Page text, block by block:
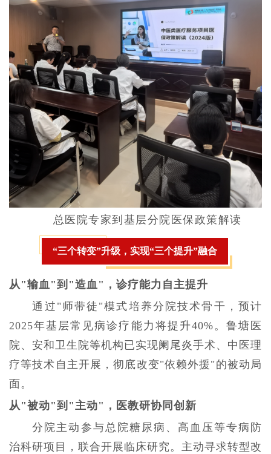
总医院专家到基层分院 医保政策解读
“三个转变”升级，实现“三个提升”融合
从"输血"到"造血"，诊疗能力自主提升
通过"师带徒"模式培养分院技术骨干，预计
2025年基层常见病诊疗能力将提升40%。鲁塘医
院、安和卫生院等机构已实现阑尾炎手术、中医理
疗等技术自主开展，彻底改变"依赖外援"的被动局
面。
从"被动"到"主动"，医教研协同创新
分院主动参与总院糖尿病、高血压等专病防
治科研项目，联合开展临床研究。主动寻求转型改